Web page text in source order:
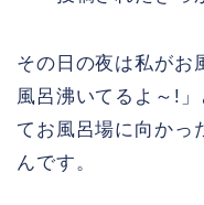
その日の夜は私がお
風呂沸いてるよ～!
てお風呂場に向かっ
んです。